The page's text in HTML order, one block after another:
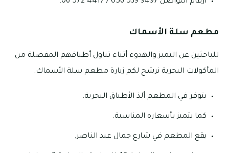
مطعم سلة الأسماك
للباحثين عن التميز والهدوء أثناء تناول أطباقهم المفضلة من
المأكولات البحرية نرشح لكم زيارة مطعم سلة الأسماك.
يتوفر في المطعم ألذ الأطباق البحرية.
كما يتميز بأسعاره المناسبة.
يقع المطعم في شارع جمال عبد الناصر.